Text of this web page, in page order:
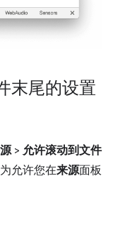
末尾的设置
>允许滚动到文件
允许您在来源面板